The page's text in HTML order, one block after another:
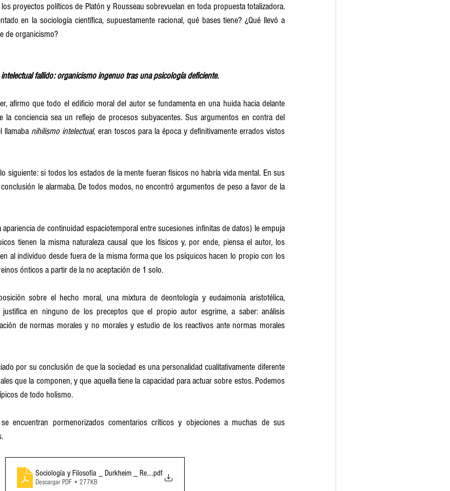
proyectos políticos de Platón y Rousseau sobrevuelan en toda propuesta totalizadora.
en la sociología científica, supuestamente racional, qué bases tiene? ¿Qué llevó a
de organicismo?
fallido: organicismo ingenuo tras una psicología deficiente.
afirmo que todo el edificio moral del autor se fundamenta en una huida hacia delante
la conciencia sea un reflejo de procesos subyacentes. Sus argumentos en contra del
llamaba nihilismo intelectual, eran toscos para la época y definitivamente errados vistos
siguiente: si todos los estados de la mente fueran físicos no habría vida mental. En sus
le alarmaba. De todos modos, no encontró argumentos de peso a favor de la
de continuidad espaciotemporal entre sucesiones infinitas de datos) le empuja
tienen la misma naturaleza causal que los físicos y, por ende, piensa el autor, los
al individuo desde fuera de la misma forma que los psíquicos hacen lo propio con los
ónticos a partir de la no aceptación de 1 solo.
sobre el hecho moral, una mixtura de deontología y eudaimonía aristotélica,
en ninguno de los preceptos que el propio autor esgrime, a saber: análisis
de normas morales y no morales y estudio de los reactivos ante normas morales
por su conclusión de que la sociedad es una personalidad cualitativamente diferente
que la componen, y que aquella tiene la capacidad para actuar sobre estos. Podemos
de todo holismo.
encuentran pormenorizados comentarios críticos y objeciones a muchas de sus
Sociología y Filosofía _ Durkheim _ Resumen y Comentarios
.pdf
Descargar PDF • 277KB